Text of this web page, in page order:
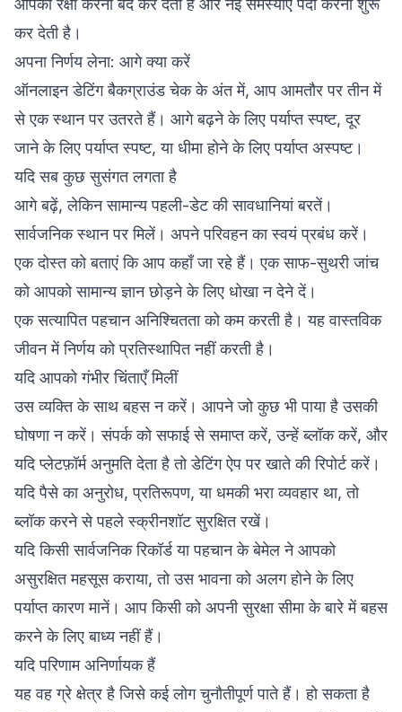
आपकी रक्षा करना बंद कर देती है और नई समस्याएं पैदा करना शुरू
कर देती है।
अपना निर्णय लेना: आगे क्या करें
ऑनलाइन डेटिंग बैकग्राउंड चेक के अंत में, आप आमतौर पर तीन में
से एक स्थान पर उतरते हैं। आगे बढ़ने के लिए पर्याप्त स्पष्ट, दूर
जाने के लिए पर्याप्त स्पष्ट, या धीमा होने के लिए पर्याप्त अस्पष्ट।
यदि सब कुछ सुसंगत लगता है
आगे बढ़ें, लेकिन सामान्य पहली-डेट की सावधानियां बरतें।
सार्वजनिक स्थान पर मिलें। अपने परिवहन का स्वयं प्रबंध करें।
एक दोस्त को बताएं कि आप कहाँ जा रहे हैं। एक साफ-सुथरी जांच
को आपको सामान्य ज्ञान छोड़ने के लिए धोखा न देने दें।
एक सत्यापित पहचान अनिश्चितता को कम करती है। यह वास्तविक
जीवन में निर्णय को प्रतिस्थापित नहीं करती है।
यदि आपको गंभीर चिंताएँ मिलीं
उस व्यक्ति के साथ बहस न करें। आपने जो कुछ भी पाया है उसकी
घोषणा न करें। संपर्क को सफाई से समाप्त करें, उन्हें ब्लॉक करें, और
यदि प्लेटफ़ॉर्म अनुमति देता है तो डेटिंग ऐप पर खाते की रिपोर्ट करें।
यदि पैसे का अनुरोध, प्रतिरूपण, या धमकी भरा व्यवहार था, तो
ब्लॉक करने से पहले स्क्रीनशॉट सुरक्षित रखें।
यदि किसी सार्वजनिक रिकॉर्ड या पहचान के बेमेल ने आपको
असुरक्षित महसूस कराया, तो उस भावना को अलग होने के लिए
पर्याप्त कारण मानें। आप किसी को अपनी सुरक्षा सीमा के बारे में बहस
करने के लिए बाध्य नहीं हैं।
यदि परिणाम अनिर्णायक हैं
यह वह ग्रे क्षेत्र है जिसे कई लोग चुनौतीपूर्ण पाते हैं। हो सकता है